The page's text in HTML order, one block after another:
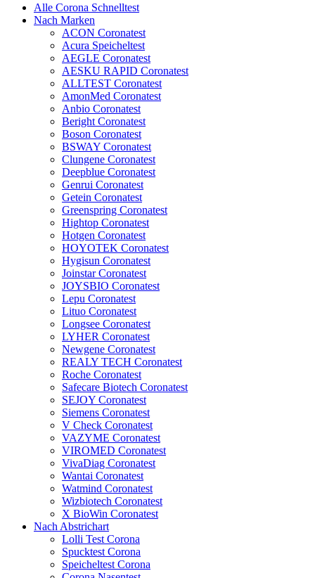
Alle Corona Schnelltest
Nach Marken
ACON Coronatest
Acura Speicheltest
AEGLE Coronatest
AESKU RAPID Coronatest
ALLTEST Coronatest
AmonMed Coronatest
Anbio Coronatest
Beright Coronatest
Boson Coronatest
BSWAY Coronatest
Clungene Coronatest
Deepblue Coronatest
Genrui Coronatest
Getein Coronatest
Greenspring Coronatest
Hightop Coronatest
Hotgen Coronatest
HOYOTEK Coronatest
Hygisun Coronatest
Joinstar Coronatest
JOYSBIO Coronatest
Lepu Coronatest
Lituo Coronatest
Longsee Coronatest
LYHER Coronatest
Newgene Coronatest
REALY TECH Coronatest
Roche Coronatest
Safecare Biotech Coronatest
SEJOY Coronatest
Siemens Coronatest
V Check Coronatest
VAZYME Coronatest
VIROMED Coronatest
VivaDiag Coronatest
Wantai Coronatest
Watmind Coronatest
Wizbiotech Coronatest
X BioWin Coronatest
Nach Abstrichart
Lolli Test Corona
Spucktest Corona
Speicheltest Corona